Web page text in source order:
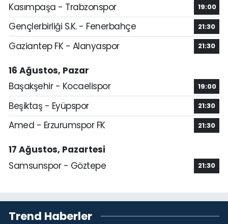
Kasımpaşa - Trabzonspor 19:00
Gençlerbirliği S.K. - Fenerbahçe 21:30
Gaziantep FK - Alanyaspor 21:30
16 Ağustos, Pazar
Başakşehir - Kocaelispor
19:00
Beşiktaş - Eyüpspor 21:30
Amed - Erzurumspor FK 21:30
17 Ağustos, Pazartesi
Samsunspor - Göztepe
21:30
Trend Haberler